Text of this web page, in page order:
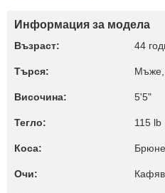
Информация за модела
Възраст: 44
Търся: Мъже,
Височина: 5'5"
Тегло: 115 lb
Коса:
Очи: